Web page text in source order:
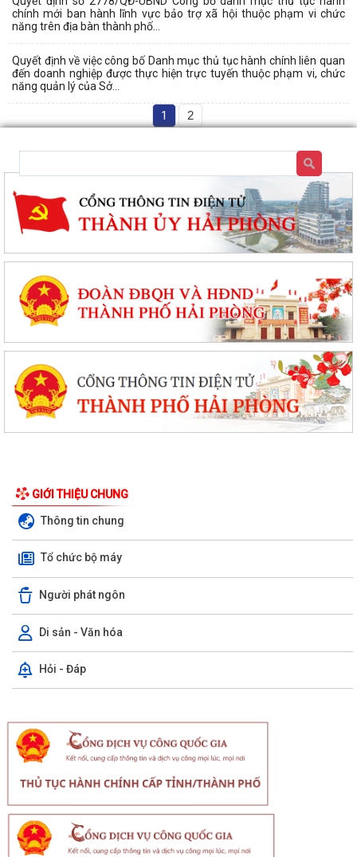
chính mới ban hành lĩnh vực bảo trợ xã hội thuộc phạm vi chức
năng trên địa bàn thành phố...
Quyết định về việc công bố Danh mục thủ tục hành chính liên quan
đến doanh nghiệp được thực hiện trực tuyến thuộc phạm vi, chức
năng quản lý của Sở...
1 2
GIỚI THIỆU CHUNG
Thông tin chung
Tổ chức bộ máy
Người phát ngôn
Di sản - Văn hóa
Hỏi - Đáp